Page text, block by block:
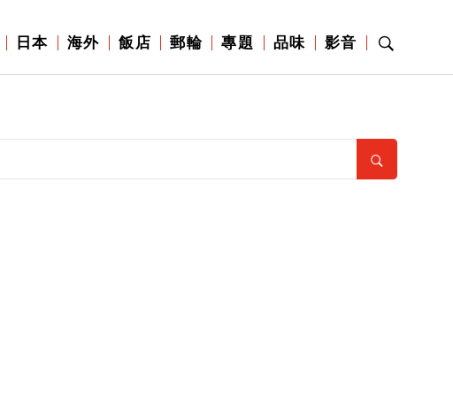
日本 海外 飯店 郵輪 專題 品味 影音